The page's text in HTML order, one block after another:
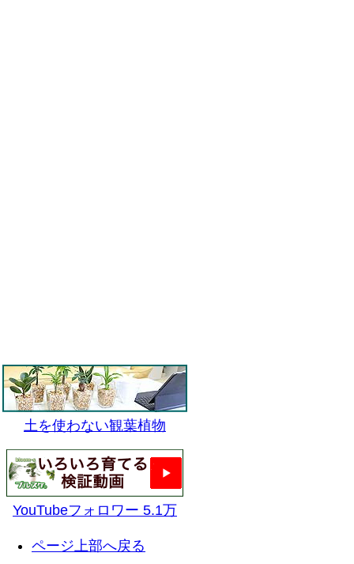
土を使わない観葉植物
YouTubeフォロワー 5.1万
ページ上部へ戻る